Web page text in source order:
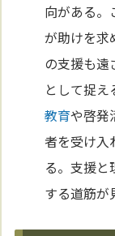
向がある。
が助けを求
の支援も遠
として捉え
教育や啓発
者を受け入
る。支援
する道筋が